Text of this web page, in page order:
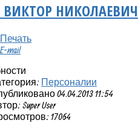
ВИКТОР НИКОЛАЕВИЧ
Персоналии
04.04.2013 11:54
Super User
17064